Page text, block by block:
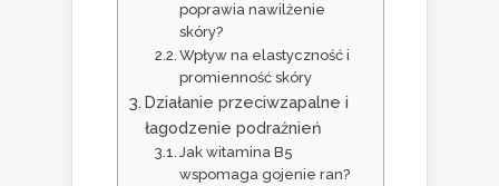
poprawia nawilżenie
skóry?
Wpływ na elastyczność i
promienność skóry
Działanie przeciwzapalne i
łagodzenie podrażnień
Jak witamina B5
wspomaga gojenie ran?